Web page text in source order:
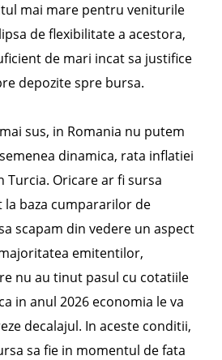
mai mare pentru veniturile
de flexibilitate a acestora,
de mari incat sa justifice
depozite spre bursa.
sus, in Romania nu putem
dinamica, rata inflatiei
Turcia. Oricare ar fi sursa
la baza cumpararilor de
scapam din vedere un aspect
emitentilor,
nu au tinut pasul cu cotatiile
in anul 2026 economia le va
decalajul. In aceste conditii,
sa fie in momentul de fata